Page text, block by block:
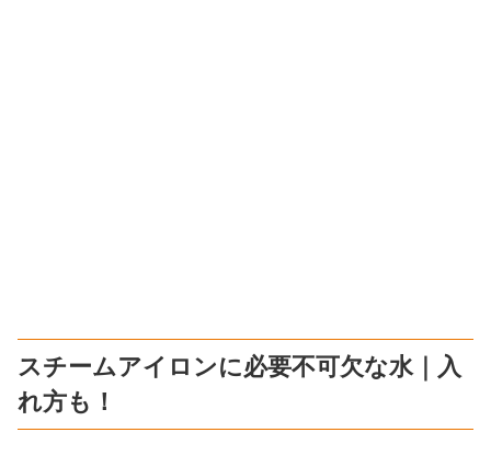
スチームアイロンに必要不可欠な水｜入
れ方も！